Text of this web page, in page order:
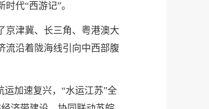
代“西游记”。
京津冀、长三角、粤港澳大
流沿着陇海线引向中西部腹
加速复兴，“水运江苏”全